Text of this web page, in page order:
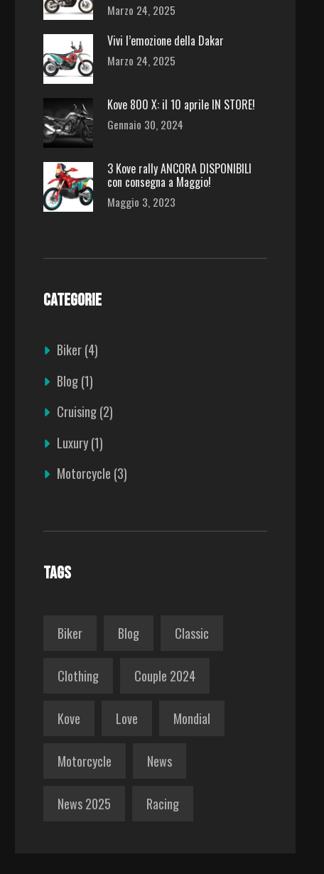
Marzo 24, 2025
Vivi l’emozione della Dakar
Marzo 24, 2025
Kove 800 X: il 10 aprile IN STORE!
Gennaio 30, 2024
3 Kove rally ANCORA DISPONIBILI
con consegna a Maggio!
Maggio 3, 2023
CATEGORIE
Biker(4)
Blog(1)
Cruising(2)
Luxury(1)
Motorcycle (3)
TAGS
Biker Blog Classic
Clothing Couple 2024
Kove Love Mondial
Motorcycle News
News 2025 Racing